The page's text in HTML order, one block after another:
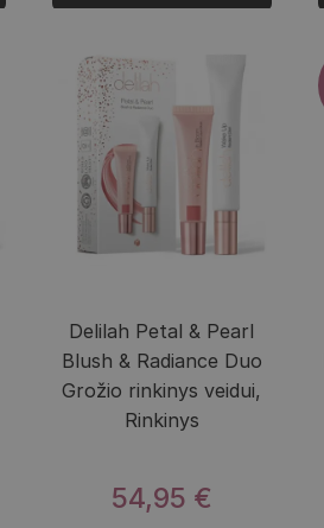
Delilah Petal & Pearl
Blush & Radiance Duo
Grožio rinkinys veidui,
Rinkinys
54,95 €